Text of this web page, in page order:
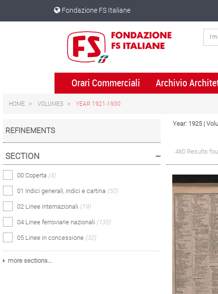
content
navigation
Fondazione FS Italiane
Orari Commerciali Archivio
HOME VOLUMES YEAR 1921-1930
REFINEMENTS
SECTION
00 Coperta (4)
01 Indici generali, indici e cartina (50)
02 Linee internazionali (19)
04 Linee ferroviarie nazionali (135)
05 Linee in concessione (32)
more sections...
Year: 1925 |
460 Results